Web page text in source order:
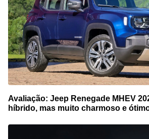
Avaliação: Jeep Renegade MHEV
híbrido, mas muito charmoso e